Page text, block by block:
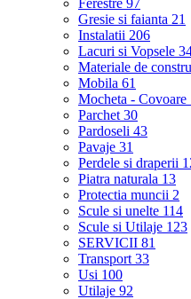
Ferestre 97
Gresie si faianta 21
Instalatii 206
Lacuri si Vopsele
Materiale de
Mobila 61
Mocheta - Covoare
Parchet 30
Pardoseli 43
Pavaje 31
Perdele si draperii
Piatra naturala 13
Protectia muncii 2
Scule si unelte 114
Scule si Utilaje 123
SERVICII 81
Transport 33
Usi 100
Utilaje 92